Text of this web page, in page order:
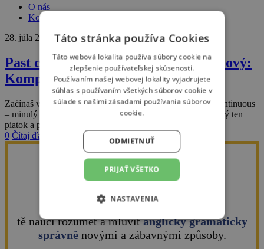
O nás
Kontakt
28. júla 2019
Past continuous – minulý čas průběhový:
Kompletní návod (použití, věty)
Začínaš v angličtine a chceš vedieť, ako sa používa past continuous
– minulý čas priebehový? Alebo sa angličtinu učíš už nejaký ten
piatok a potrebuješ detailné…
0 Čítaj ďalej
CHCEŠ ROZUMĚT
A MLUVIT ANGLICKY?
MetodaAngličtinaRychle
tě naučí rozumět a mluvitanglicky gramaticky
správněnovými a zábavnými způsoby.
Táto stránka používa Cookies
Táto webová lokalita používa súbory cookie na
zlepšenie používateľskej skúsenosti.
Používaním našej webovej lokality vyjadrujete
súhlas s používaním všetkých súborov cookie v
súlade s našimi zásadami používania súborov
cookie.
PRIJAŤ VŠETKO
ODMIETNUŤ
NASTAVENIA
NEVYHNUTNÉ ANALYTICKÉ